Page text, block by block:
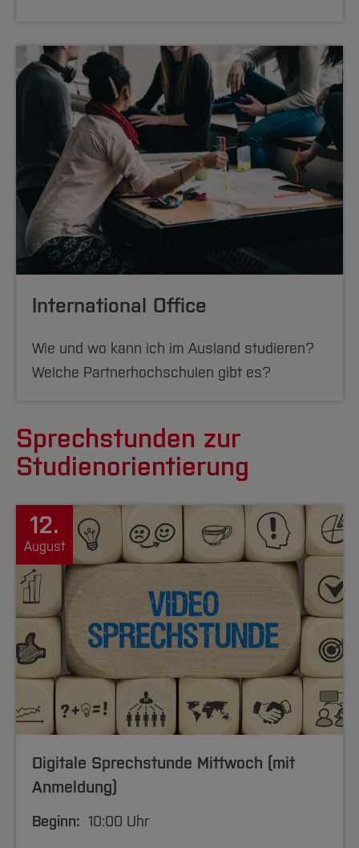
International Office
Wie und wo kann ich im Ausland studieren?
Welche Partnerhochschulen gibt es?
Sprechstunden zur
Studienorientierung
12.
August
Digitale Sprechstunde Mittwoch (mit
Anmeldung)
Beginn: 10:00 Uhr